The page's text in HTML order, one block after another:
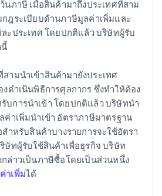
นภาษี เมื่อสินค้ามาถึงประเทศที่สาม
ฎระเบียบด้านภาษีมูลค่าเพิ่มและ
ะประเทศ โดยปกติแล้ว บริษัทผู้รับ
นี้
ามนำเข้าสินค้ามายังประเทศ
ดำเนินพิธีการศุลกากร ซึ่งทำให้ต้อง
บการนำเข้า โดยปกติแล้ว บริษัทนำ
ค่าเพิ่มนำเข้า อัตราภาษีมาตรฐาน
าหรับสินค้าบางรายการจะใช้อัตรา
ษัทผู้รับใช้สินค้าเพื่อธุรกิจ บริษัท
ล่าวเป็นภาษีซื้อโดยเป็นส่วนหนึ่ง
าเพิ่มได้